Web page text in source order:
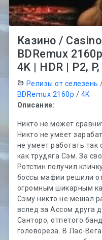
Казино /
BDRemux
4K | HDR | P2,
Релизы от селезень
BDRemux 2160p / 4K
Описание:
Никто не может
Никто не умеет
не умеет работать так
как трудяга Сэм. За
Ротстин получил
боссы мафии решили
огромным шикарным
Сэму никто не мешал
вслед за Ассом друга
Санторо, отпетого
головореза. В Лас-